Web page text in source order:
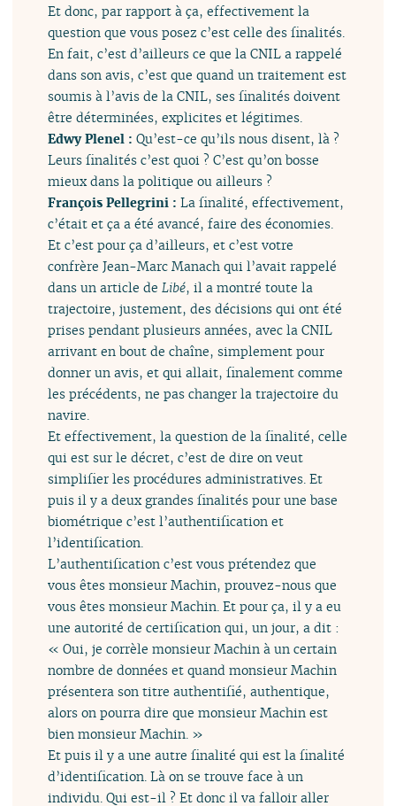
Et donc, par rapport à ça, effectivement la
question que vous posez c’est celle des finalités.
En fait, c’est d’ailleurs ce que la CNIL a rappelé
dans son avis, c’est que quand un traitement est
soumis à l’avis de la CNIL, ses finalités doivent
être déterminées, explicites et légitimes.
Edwy Plenel :Qu’est-ce qu’ils nous disent, là ?
Leurs finalités c’est quoi ? C’est qu’on bosse
mieux dans la politique ou ailleurs ?
François Pellegrini :La finalité, effectivement,
c’était et ça a été avancé, faire des économies.
Et c’est pour ça d’ailleurs, et c’est votre
confrère Jean-Marc Manach qui l’avait rappelé
dans un article deLibé, il a montré toute la
trajectoire, justement, des décisions qui ont été
prises pendant plusieurs années, avec la CNIL
arrivant en bout de chaîne, simplement pour
donner un avis, et qui allait, finalement comme
les précédents, ne pas changer la trajectoire du
navire.
Et effectivement, la question de la finalité, celle
qui est sur le décret, c’est de dire on veut
simplifier les procédures administratives. Et
puis il y a deux grandes finalités pour une base
biométrique c’est l’authentification et
l’identification.
L’authentification c’est vous prétendez que
vous êtes monsieur Machin, prouvez-nous que
vous êtes monsieur Machin. Et pour ça, il y a eu
une autorité de certification qui, un jour, a dit :
« Oui, je corrèle monsieur Machin à un certain
nombre de données et quand monsieur Machin
présentera son titre authentifié, authentique,
alors on pourra dire que monsieur Machin est
bien monsieur Machin. »
Et puis il y a une autre finalité qui est la finalité
d’identification. Là on se trouve face à un
individu. Qui est-il ? Et donc il va falloir aller